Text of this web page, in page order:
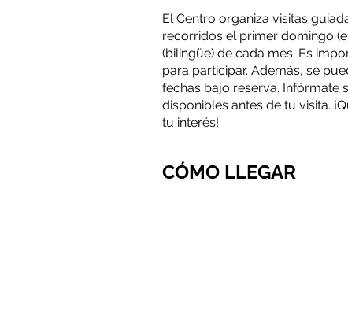
El Centro organiza visitas
recorridos el primer domingo
(bilingüe) de cada mes. Es
para participar. Además, se
fechas bajo reserva. Infórmate
disponibles antes de tu visita.
tu interés!
CÓMO LLEGAR